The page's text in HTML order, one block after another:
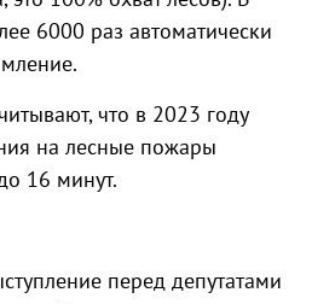
6000 раз автоматически
что в 2023 году
на лесные пожары
16 минут.
перед депутатами